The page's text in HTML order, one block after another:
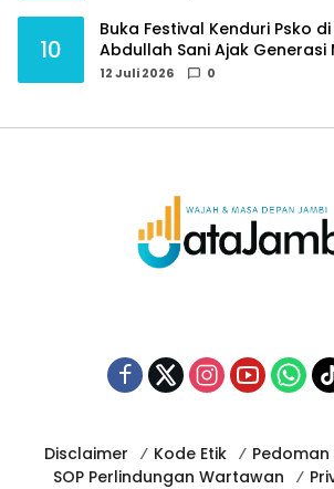
10
Buka Festival Kenduri Psko
Abdullah Sani Ajak Generasi
Budaya dan Jauhi Narkoba
12 Juli 2026 0
Disclaimer Kode Etik
Pedoman
SOP Perlindungan Wartawan